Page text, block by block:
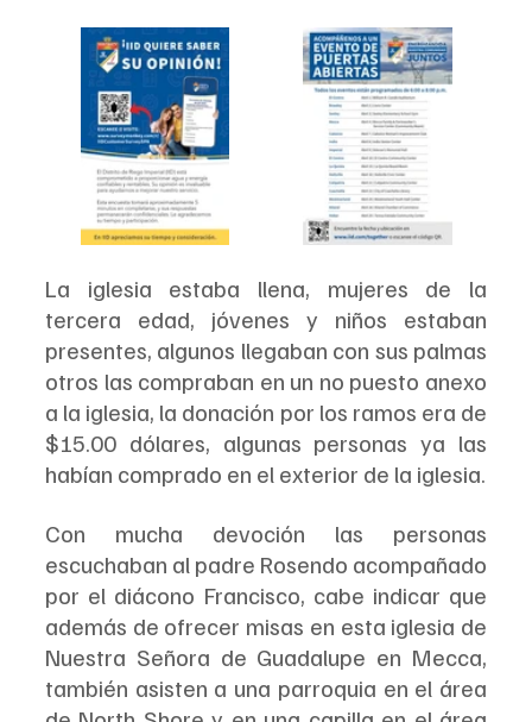
La iglesia estaba llena, mujeres de la
tercera edad, jóvenes y niños estaban
presentes, algunos llegaban con sus palmas
otros las compraban en un no puesto anexo
a la iglesia, la donación por los ramos era de
$15.00 dólares, algunas personas ya las
habían comprado en el exterior de la iglesia.
Con mucha devoción las personas
escuchaban al padre Rosendo acompañado
por el diácono Francisco, cabe indicar que
además de ofrecer misas en esta iglesia de
Nuestra Señora de Guadalupe en Mecca,
también asisten a una parroquia en el área